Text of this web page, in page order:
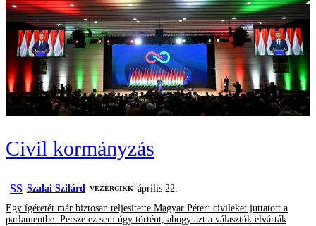
Civil kormányzás
SS Szalai Szilárd VEZÉRCIKK
április 22.
Egy ígéretét már biztosan teljesítette Magyar Péter: civileket juttatott a
parlamentbe. Persze ez sem úgy történt, ahogy azt a választók elvárták